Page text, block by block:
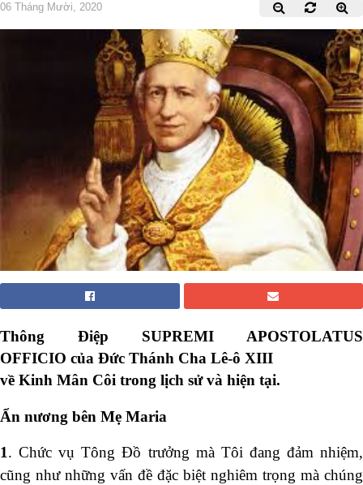
06 Tháng Mười, 2020
Thông Điệp SUPREMI APOSTOLATUS
OFFICIO của Đức Thánh Cha Lê-ô XIII
về Kinh Mân Côi trong lịch sử và hiện tại.
Ẩn nương bên Mẹ Maria
1. Chức vụ Tông Đồ trưởng mà Tôi đang đảm nhiệm,
cũng như những vấn đề đặc biệt nghiêm trọng mà chúng